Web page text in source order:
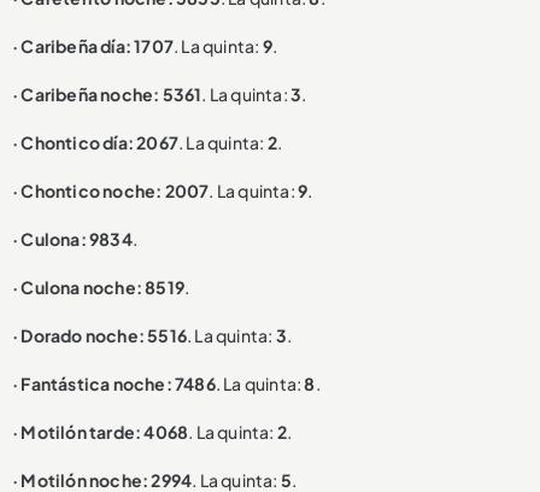
· Caribeña día: 1707. La quinta: 9.
· Caribeña noche: 5361. La quinta:3.
· Chontico día: 2067. La quinta: 2.
· Chontico noche: 2007. La quinta:9.
· Culona: 9834.
· Culona noche: 8519.
· Dorado noche: 5516. La quinta: 3.
· Fantástica noche: 7486. La quinta:8.
· Motilón tarde: 4068. La quinta: 2.
· Motilón noche: 2994. La quinta: 5.